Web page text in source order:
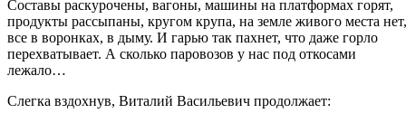
Составы раскурочены, вагоны, машины на платформах горят,
продукты рассыпаны, кругом крупа, на земле живого места нет,
все в воронках, в дыму. И гарью так пахнет, что даже горло
перехватывает. А сколько паровозов у нас под откосами
лежало…
Слегка вздохнув, Виталий Васильевич продолжает: